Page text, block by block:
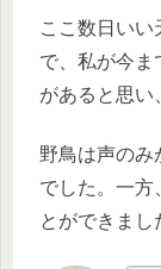
ここ数日いい
で、私が今ま
があると思い
野鳥は声のみ
でした。一方
とができまし